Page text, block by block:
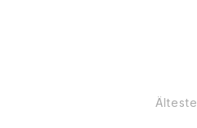
Älteste